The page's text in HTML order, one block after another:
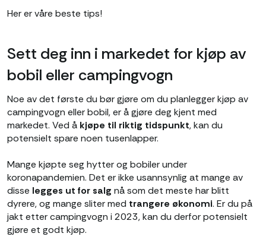
Her er våre beste tips!
Sett deg inn i markedet for kjøp av
bobil eller campingvogn
Noe av det første du bør gjøre om du planlegger kjøp av
campingvogn eller bobil, er å gjøre deg kjent med
markedet. Ved å kjøpe til riktig tidspunkt, kan du
potensielt spare noen tusenlapper.
Mange kjøpte seg hytter og bobiler under
koronapandemien. Det er ikke usannsynlig at mange av
disse legges ut for salg nå som det meste har blitt
dyrere, og mange sliter med trangere økonomi. Er du på
jakt etter campingvogn i 2023, kan du derfor potensielt
gjøre et godt kjøp.